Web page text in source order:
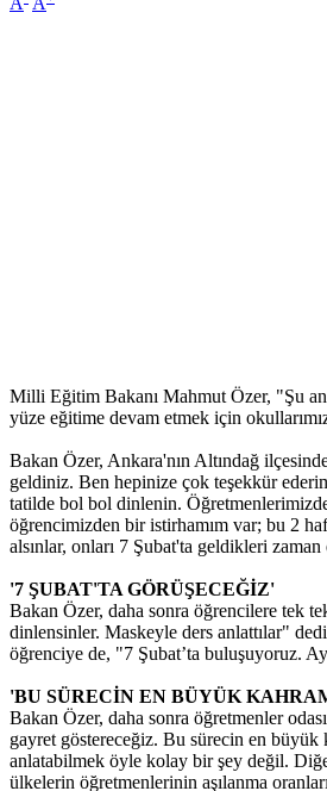
Milli Eğitim Bakanı Mahmut Özer, "Şu an
yüze eğitime devam etmek için
Bakan Özer, Ankara'nın Altındağ
geldiniz. Ben hepinize çok teşekkür
tatilde bol bol dinlenin.
öğrencimizden bir istirhamım var; bu 2
alsınlar, onları 7 Şubat'ta geldikleri
'7 ŞUBAT'TA GÖRÜŞECEĞİZ'
Bakan Özer, daha sonra öğrencilere tek
dinlensinler. Maskeyle ders anlattılar"
öğrenciye de, "7 Şubat’ta buluşuyoruz.
'BU SÜRECİN EN BÜYÜK
Bakan Özer, daha sonra öğretmenler
gayret göstereceğiz. Bu sürecin en
anlatabilmek öyle kolay bir şey değil.
ülkelerin öğretmenlerinin aşılanma